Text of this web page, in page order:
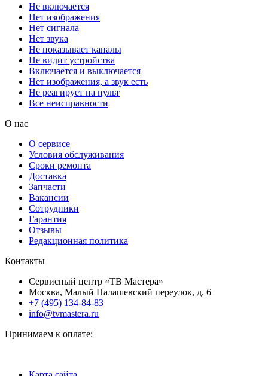
Не включается
Нет изображения
Нет сигнала
Нет звука
Не показывает каналы
Не видит устройства
Включается и выключается
Нет изображения, а звук есть
Не реагирует на пульт
Все неисправности
О нас
О сервисе
Условия обслуживания
Сроки ремонта
Доставка
Запчасти
Вакансии
Сотрудники
Гарантия
Отзывы
Редакционная политика
Контакты
Сервисный центр «ТВ Мастера»
Москва, Малый Палашевский переулок, д. 6
+7 (495) 134-84-83
info@tvmastera.ru
Принимаем к оплате: